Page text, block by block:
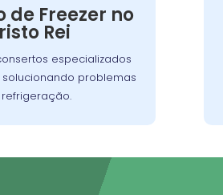
de Freezer no
Rei
especializados
solucionando problemas
ou componentes
o congelamento
dos alimentos.